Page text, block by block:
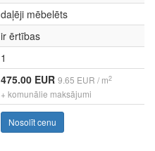
daļēji mēbelēts
ir ērtības
1
475.00 EUR 9.65 EUR / m2
+ komunālie maksājumi
Nosolīt cenu